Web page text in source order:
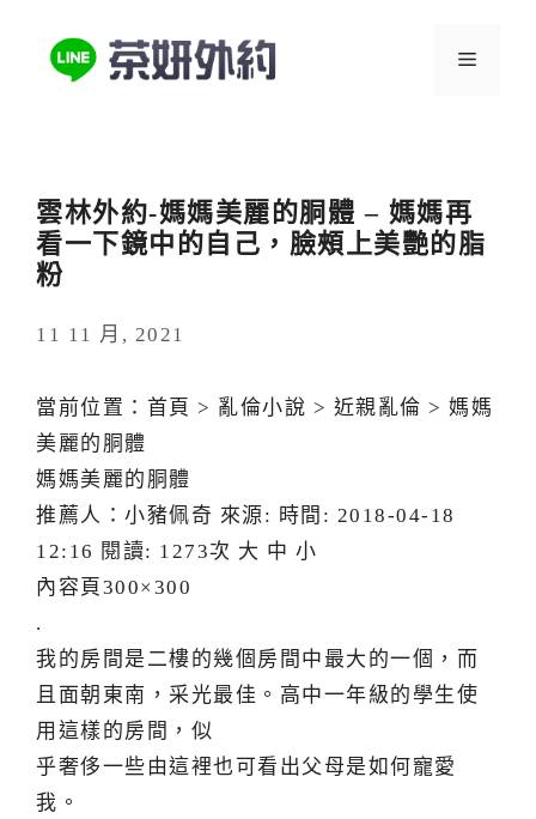
選
雲林外約-媽媽美麗的胴體 – 媽媽再
看一下鏡中的自己，臉頰上美艷的脂
粉
11 11 月, 2021
當前位置：首頁 > 亂倫小說 > 近親亂倫 > 媽媽
美麗的胴體
媽媽美麗的胴體
推薦人：小豬佩奇 來源: 時間: 2018-04-18
12:16 閱讀: 1273次 大 中 小
內容頁300×300
.
我的房間是二樓的幾個房間中最大的一個，而
且面朝東南，采光最佳。高中一年級的學生使
用這樣的房間，似
乎奢侈一些由這裡也可看出父母是如何寵愛
我。